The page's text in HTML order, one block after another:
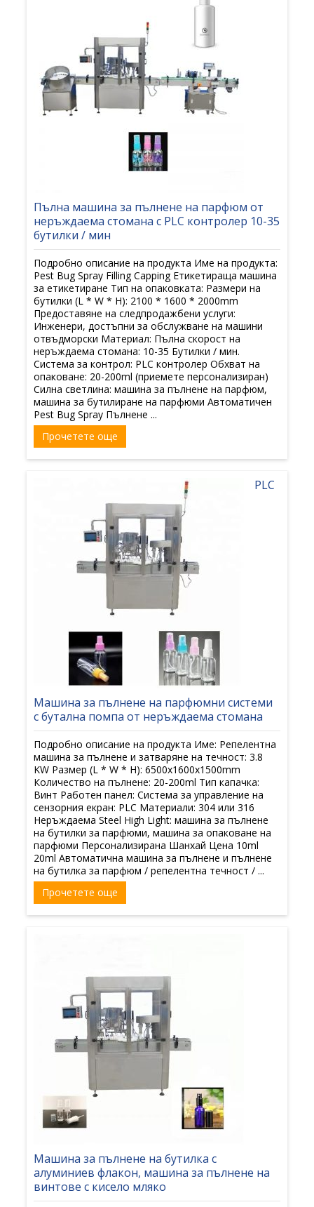
Пълна машина за пълнене на парфюм от
неръждаема стомана с PLC контролер 10-35
бутилки / мин
Подробно описание на продукта Име на продукта:
Pest Bug Spray Filling Capping Етикетираща машина
за етикетиране Тип на опаковката: Размери на
бутилки (L * W * H): 2100 * 1600 * 2000mm
Предоставяне на следпродажбени услуги:
Инженери, достъпни за обслужване на машини
отвъдморски Материал: Пълна скорост на
неръждаема стомана: 10-35 Бутилки / мин.
Система за контрол: PLC контролер Обхват на
опаковане: 20-200ml (приемете персонализиран)
Силна светлина: машина за пълнене на парфюм,
машина за бутилиране на парфюми Автоматичен
Pest Bug Spray Пълнене ...
Прочетете още
PLC
Машина за пълнене на парфюмни системи
с бутална помпа от неръждаема стомана
Подробно описание на продукта Име: Репелентна
машина за пълнене и затваряне на течност: 3.8
KW Размер (L * W * H): 6500x1600x1500mm
Количество на пълнене: 20-200ml Тип капачка:
Винт Работен панел: Система за управление на
сензорния екран: PLC Материали: 304 или 316
Неръждаема Steel High Light: машина за пълнене
на бутилки за парфюми, машина за опаковане на
парфюми Персонализирана Шанхай Цена 10ml
20ml Автоматична машина за пълнене и пълнене
на бутилка за парфюм / репелентна течност / ...
Прочетете още
Машина за пълнене на бутилка с
алуминиев флакон, машина за пълнене на
винтове с кисело мляко